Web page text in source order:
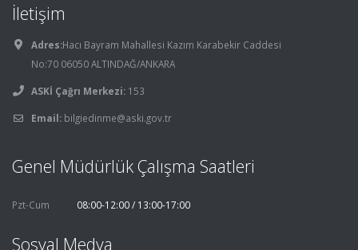
İletişim
Adres:Hacı Bayram Mahallesi Kazım Karabekir Caddesi
No:70 06050 ALTINDAĞ/ANKARA
ASKİ Çağrı Merkezi: 153
Email: bilgiedinme@aski.gov.tr
Genel Müdürlük Çalışma Saatleri
Pzt-Cum 08:00-12:00 / 13:00-17:00
Sosyal Medya